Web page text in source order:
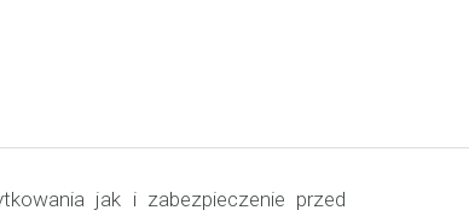
jak i zabezpieczenie przed